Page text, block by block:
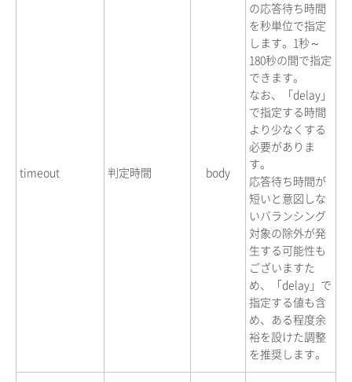
timeout 判定時間 body
の応答待ち時間
を秒単位で指定
します。1秒～
180秒の間で指定
できます。
なお、「delay」
で指定する時間
より少なくする
必要がありま
す。
応答待ち時間が
短いと意図しな
いバランシング
対象の除外が発
生する可能性も
ございますた
め、「delay」で
指定する値も含
め、ある程度余
裕を設けた調整
を推奨します。